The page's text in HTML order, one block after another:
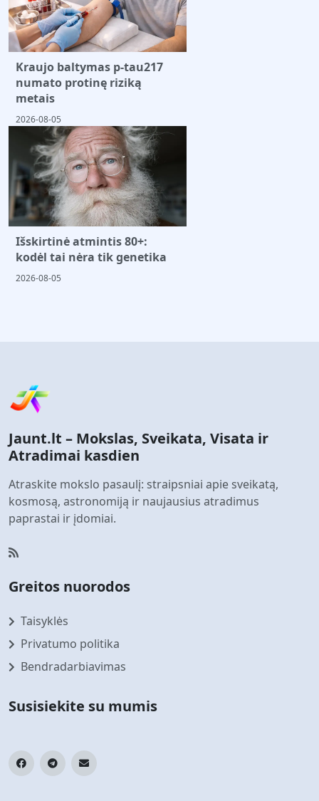
Kraujo baltymas p-tau217
numato protinę riziką
metais
2026-08-05
Išskirtinė atmintis 80+:
kodėl tai nėra tik genetika
2026-08-05
Jaunt.lt – Mokslas, Sveikata, Visata ir
Atradimai kasdien
Atraskite mokslo pasaulį: straipsniai apie sveikatą,
kosmosą, astronomiją ir naujausius atradimus
paprastai ir įdomiai.
Greitos nuorodos
Taisyklės
Privatumo politika
Bendradarbiavimas
Susisiekite su mumis